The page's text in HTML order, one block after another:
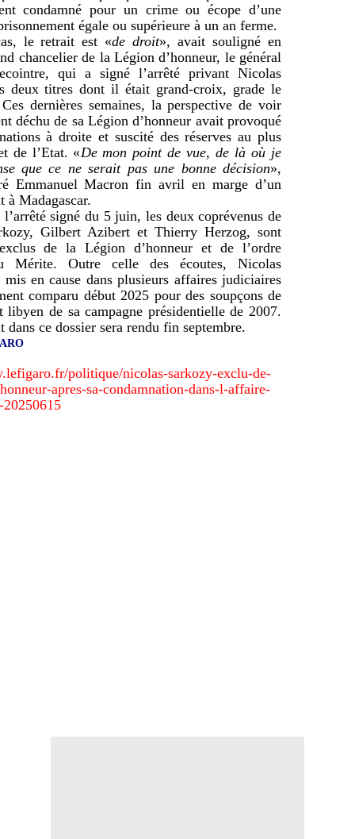
condamné pour un crime ou écope d’une
égale ou supérieure à un an ferme.
le retrait est «de droit», avait souligné en
chancelier de la Légion d’honneur, le général
qui a signé l’arrêté privant Nicolas
deux titres dont il était grand-croix, grade le
dernières semaines, la perspective de voir
déchu de sa Légion d’honneur avait provoqué
à droite et suscité des réserves au plus
de l’Etat. «De mon point de vue, de là où je
que ce ne serait pas une bonne décision»,
Emmanuel Macron fin avril en marge d’un
à Madagascar.
signé du 5 juin, les deux coprévenus de
Gilbert Azibert et Thierry Herzog, sont
de la Légion d’honneur et de l’ordre
Mérite. Outre celle des écoutes, Nicolas
mis en cause dans plusieurs affaires judiciaires
comparu début 2025 pour des soupçons de
libyen de sa campagne présidentielle de 2007.
dans ce dossier sera rendu fin septembre.
politique/nicolas-sarkozy-exclu-de-
apres-sa-condamnation-dans-l-affaire-
20250615